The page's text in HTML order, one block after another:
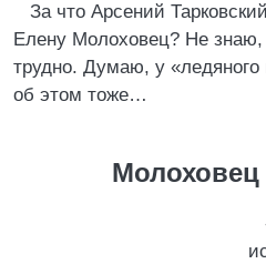
За что Арсений
Елену Молоховец? Не знаю,
трудно. Думаю, у «ледяного
об этом тоже…